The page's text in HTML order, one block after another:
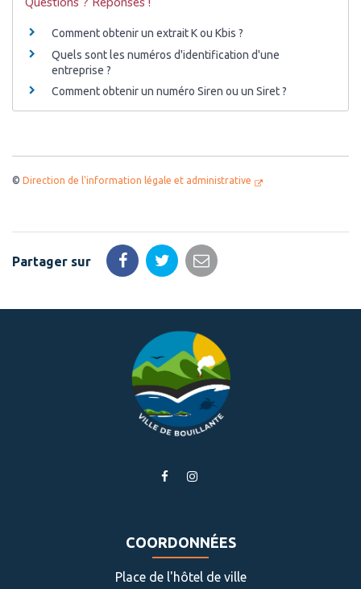
Comment obtenir un extrait K ou Kbis ?
Quels sont les numéros d'identification d'une
entreprise ?
Comment obtenir un numéro Siren ou un Siret ?
© Direction de l'information légale et administrative
Partager sur
Partager
Facebook
Partager
Twitter
Partager
email
Lien
compte
Facebook
compte
Instagram
COORDONNÉES
Place de l'hôtel de ville